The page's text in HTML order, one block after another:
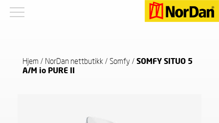
Hjem / NorDan nettbutikk / Somfy /SOMFY SITUO 5
A/M io PURE II